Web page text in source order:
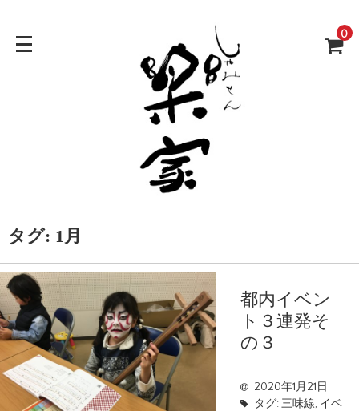
0
タグ: 1月
都内イベン
ト３連発そ
の３
2020年1月21日
タグ:三味線, イベ